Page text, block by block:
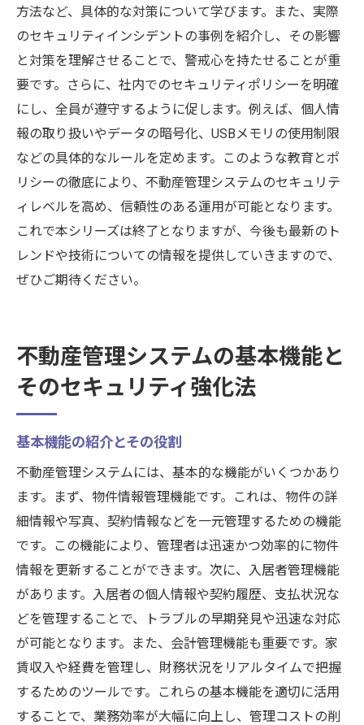
方法など、具体的な対策について学びます。また、実際
のセキュリティインシデントの事例を紹介し、その影響
と対策を理解させることで、警戒心を持たせることが重
要です。さらに、社内でのセキュリティポリシーを明確
にし、全員が遵守するように促します。例えば、個人情
報の取り扱いやデータの暗号化、USBメモリの使用制限
などの具体的なルールを定めます。このような教育とポ
リシーの徹底により、不動産管理システムのセキュリテ
ィレベルを高め、信頼性のある運用が可能となります。
これで本シリーズは終了となりますが、今後も最新のト
レンドや技術についての情報を提供していきますので、
ぜひご期待ください。
不動産管理システムの基本機能と
そのセキュリティ強化法
基本機能の紹介とその役割
不動産管理システムには、基本的な機能がいくつかあり
ます。まず、物件情報管理機能です。これは、物件の詳
細情報や写真、契約情報などを一元管理するための機能
です。この機能により、管理者は迅速かつ効率的に物件
情報を更新することができます。次に、入居者管理機能
があります。入居者の個人情報や契約履歴、支払状況な
どを管理することで、トラブルの早期発見や迅速な対応
が可能となります。また、会計管理機能も重要です。家
賃収入や経費を管理し、財務状況をリアルタイムで把握
するためのツールです。これらの基本機能を適切に活用
することで、業務効率が大幅に向上し、管理コストの削